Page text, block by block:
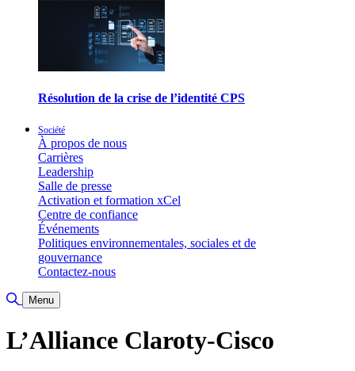
Résolution de la crise de l’identité CPS
Société
À propos de nous
Carrières
Leadership
Salle de presse
Activation et formation xCel
Centre de confiance
Événements
Politiques environnementales, sociales et de
gouvernance
Contactez-nous
Basculer la recherche
Menu
L’Alliance Claroty-Cisco